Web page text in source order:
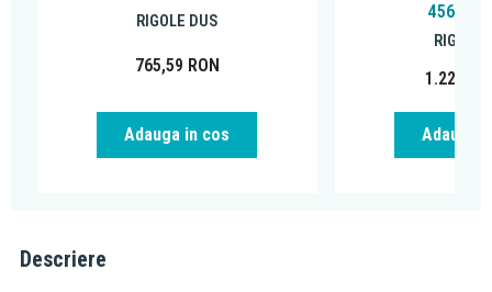
RIGOLE DUS
765,59 RON
Adauga in cos
RIGOLE
1.226,19
Adauga
Descriere